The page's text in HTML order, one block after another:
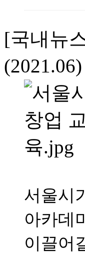
[국내뉴
(2021.06)
서울시
아카데
이끌어